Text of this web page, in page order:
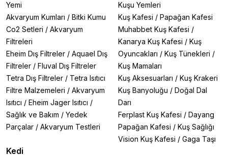
Yemi
Akvaryum Kumları / Bitki Kumu
Co2 Setleri / Akvaryum
Filtreleri
Eheim Dış Filtreler / Aquael Dış
Filtreler / Fluval Dış Filtreler
Tetra Dış Filtreler / Tetra Isıtıcı
Filtre Malzemeleri / Akvaryum
Isıtıcı / Eheim Jager Isıtıcı /
Sağlık ve Bakım / Yedek
Parçalar / Akvaryum Testleri
Kedi
Kuşu Yemleri
Kuş Kafesi / Papağan Kafesi
Muhabbet Kuş Kafesi /
Kanarya Kuş Kafesi / Kuş
Oyuncakları / Kuş Tünekleri /
Kuş Mamaları
Kuş Aksesuarları / Kuş Krakeri
Kuş Banyoluğu / Doğal Dal
Darı
Ferplast Kuş Kafesi / Dayang
Papağan Kafesi / Kuş Sağlığı
Vision Kuş Kafesi / Gaga Taşı